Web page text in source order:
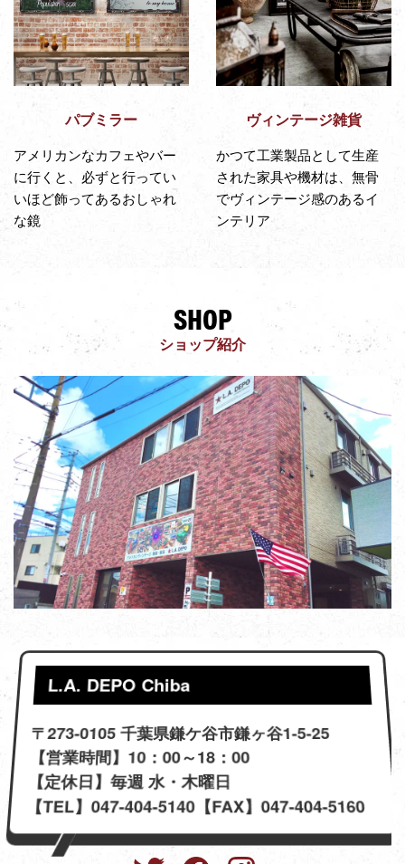
パブミラー
アメリカンなカフェやバー
に行くと、必ずと行ってい
いほど飾ってあるおしゃれ
な鏡
ヴィンテージ雑貨
かつて工業製品として生産
された家具や機材は、無骨
でヴィンテージ感のあるイ
ンテリア
SHOP
ショップ紹介
L.A. DEPO Chiba
〒273-0105 千葉県鎌ケ谷市鎌ヶ谷1-5-25
【営業時間】10：00～18：00
【定休日】毎週 水・木曜日
【TEL】047-404-5140【FAX】047-404-5160